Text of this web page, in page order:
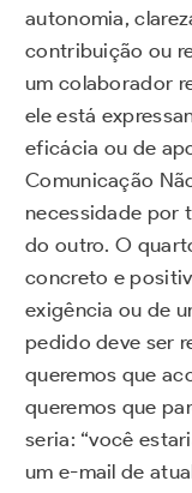
autonomia,
contribuição ou
um colaborador
ele está
eficácia ou de
Comunicação
necessidade por
do outro. O
concreto e
exigência ou de
pedido deve ser
queremos que
queremos que
seria: “você
um e-mail de